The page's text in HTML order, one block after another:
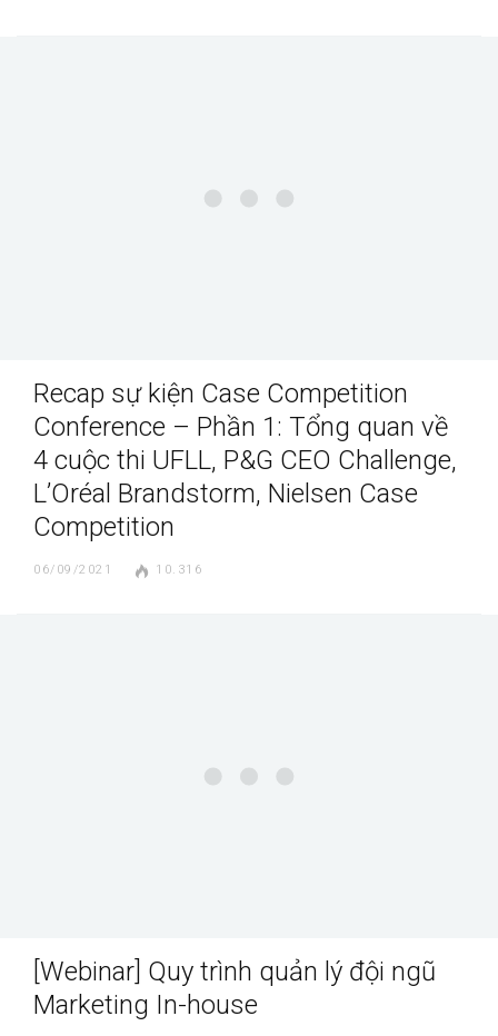
Recap sự kiện Case Competition
Conference – Phần 1: Tổng quan về
4 cuộc thi UFLL, P&G CEO Challenge,
L’Oréal Brandstorm, Nielsen Case
Competition
06/09/2021 10.316
[Webinar] Quy trình quản lý đội ngũ
Marketing In-house